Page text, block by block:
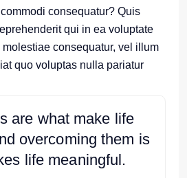
consequatur? Quis
qui in ea voluptate
consequatur, vel illum
quo voluptas nulla pariatur
are what make life
overcoming them is
life meaningful.